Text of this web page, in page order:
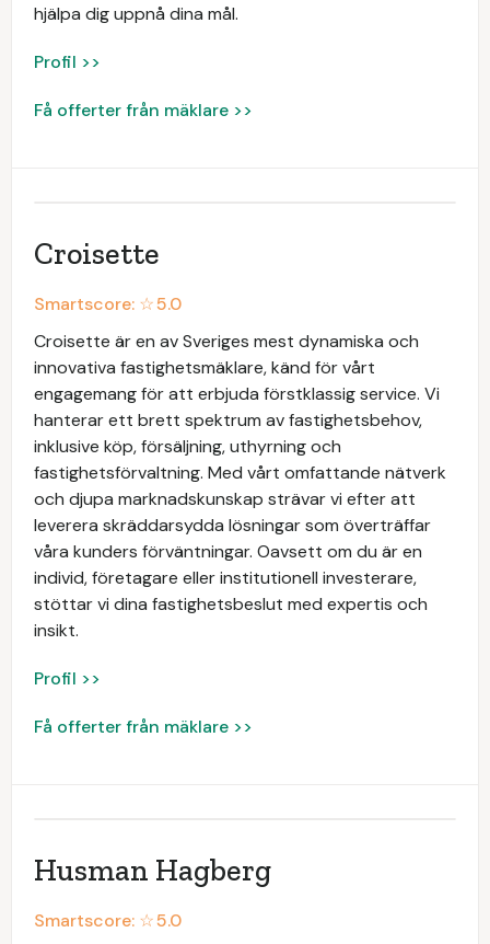
hjälpa dig uppnå dina mål.
Profil >>
Få offerter från mäklare >>
Croisette
Smartscore: ☆5.0
Croisette är en av Sveriges mest dynamiska och
innovativa fastighetsmäklare, känd för vårt
engagemang för att erbjuda förstklassig service. Vi
hanterar ett brett spektrum av fastighetsbehov,
inklusive köp, försäljning, uthyrning och
fastighetsförvaltning. Med vårt omfattande nätverk
och djupa marknadskunskap strävar vi efter att
leverera skräddarsydda lösningar som överträffar
våra kunders förväntningar. Oavsett om du är en
individ, företagare eller institutionell investerare,
stöttar vi dina fastighetsbeslut med expertis och
insikt.
Profil >>
Få offerter från mäklare >>
Husman Hagberg
Smartscore: ☆5.0